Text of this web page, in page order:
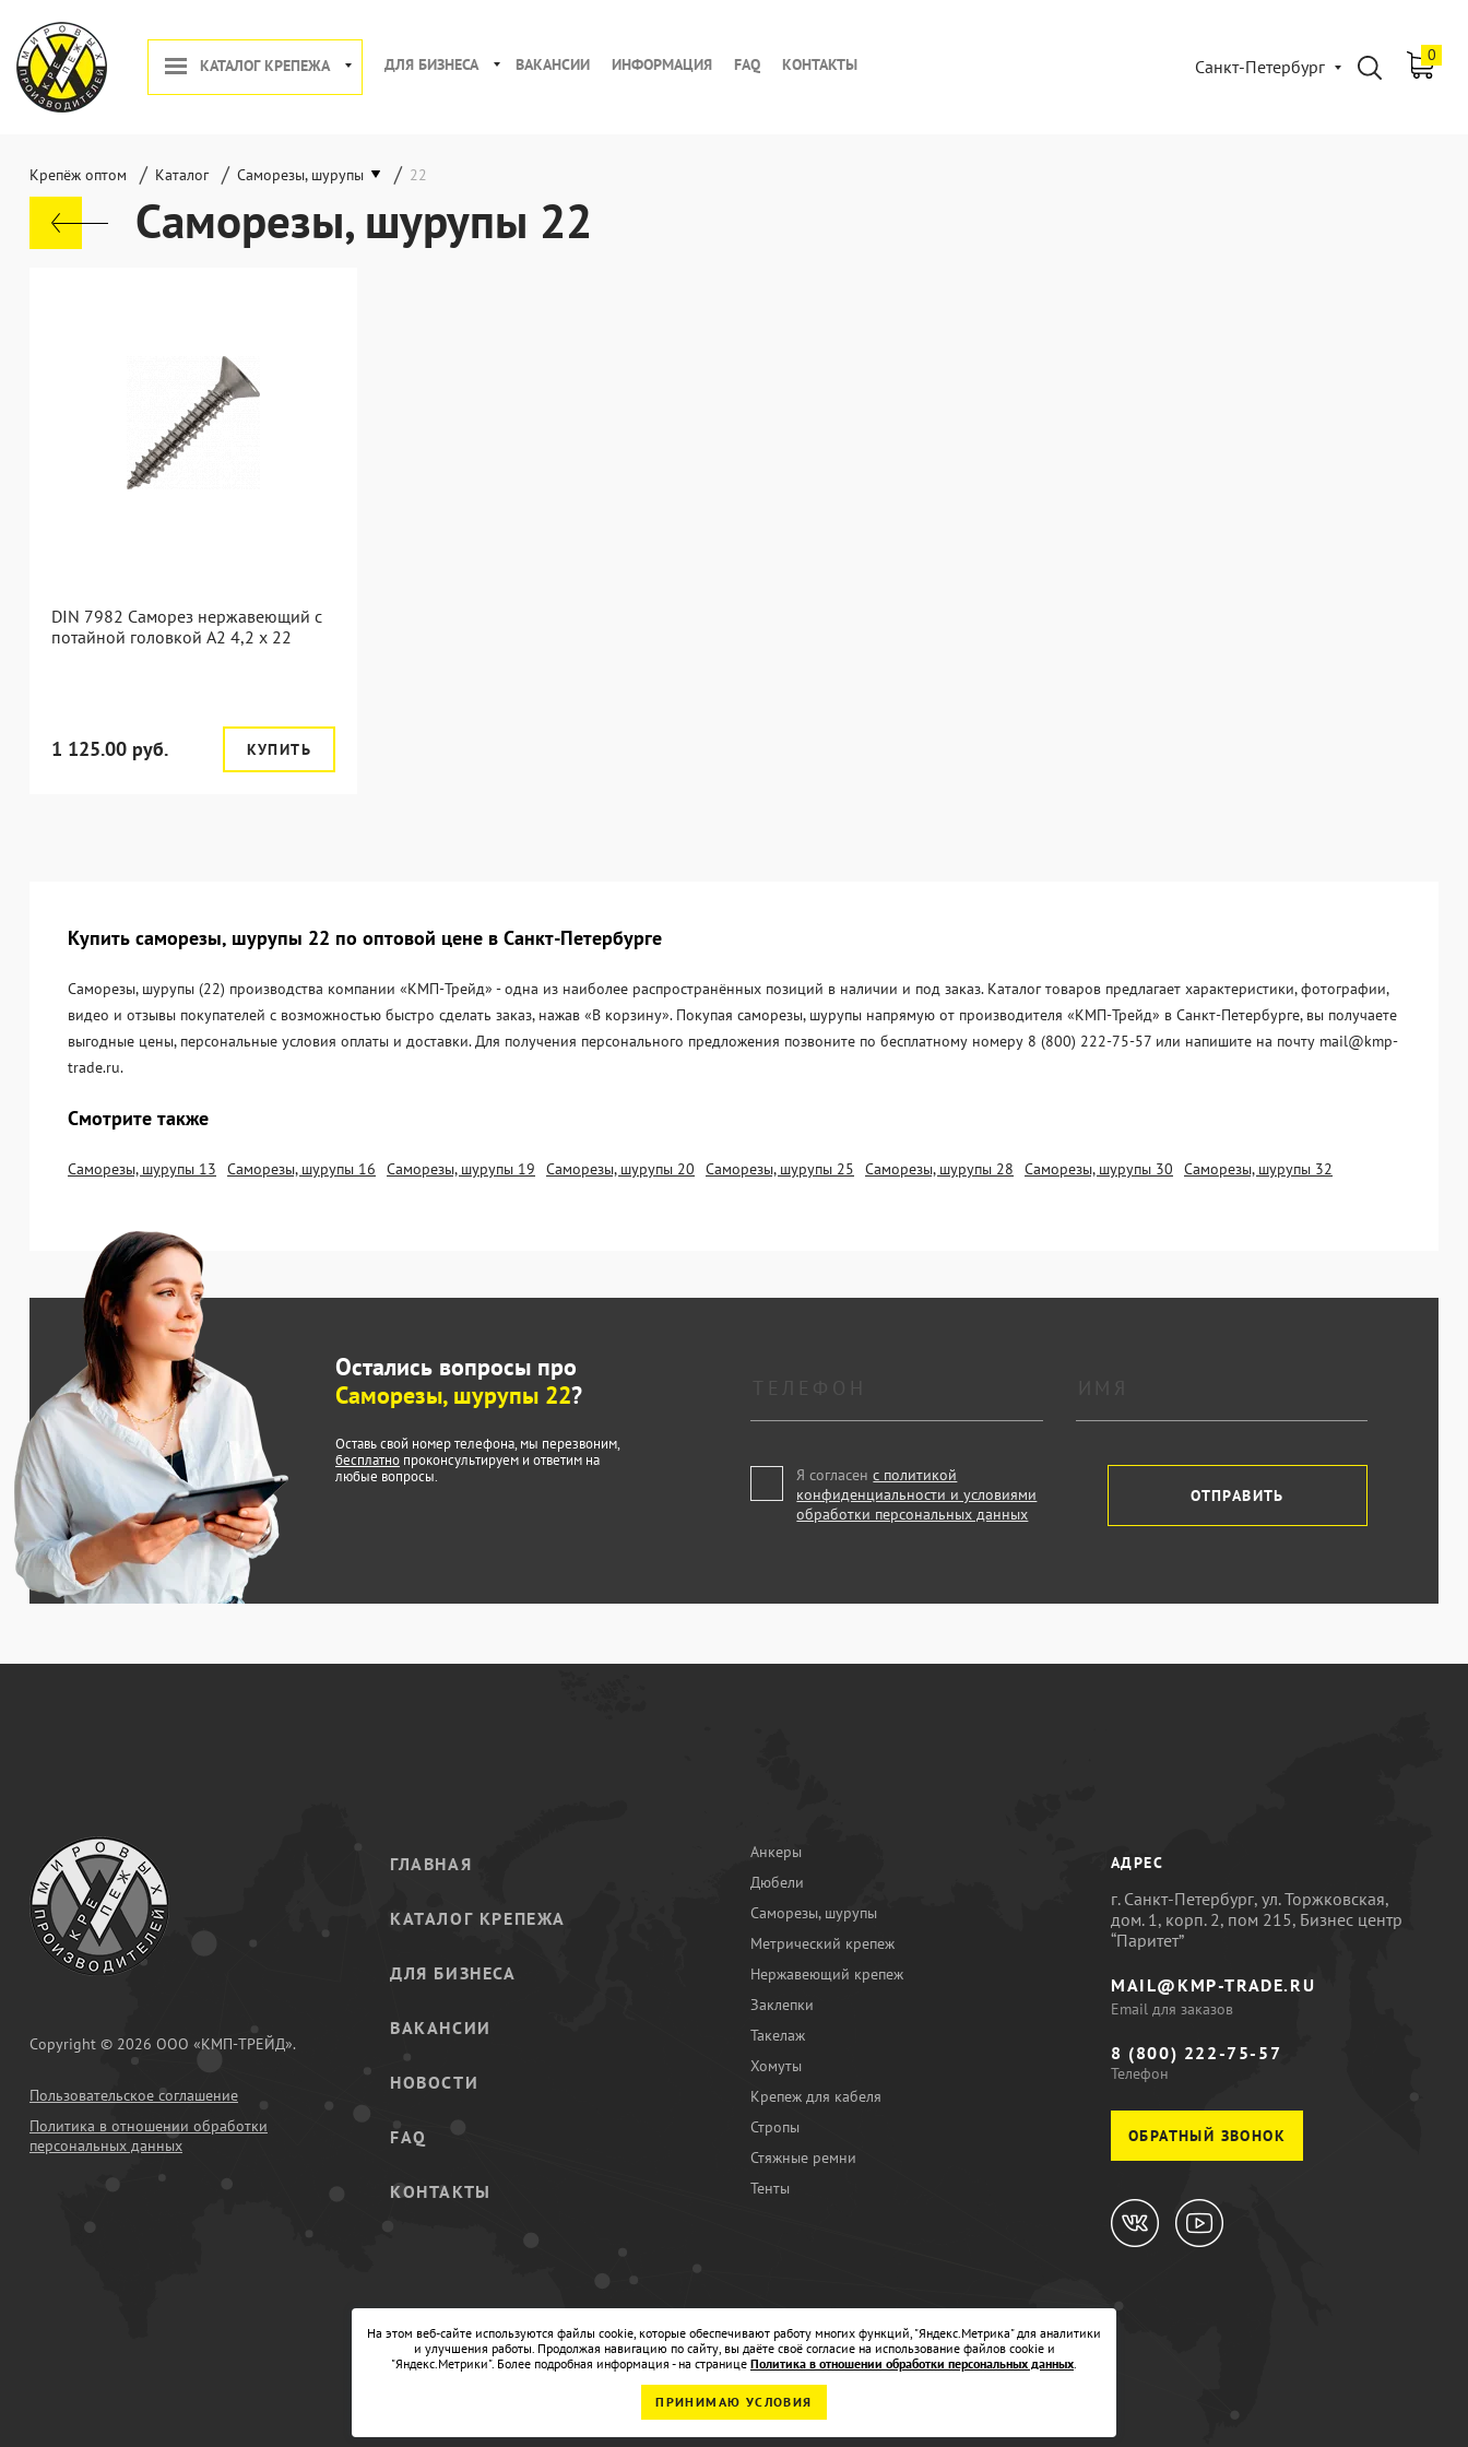
КАТАЛОГ КРЕПЕЖА ДЛЯ БИЗНЕСА ВАКАНСИИ ИНФОРМАЦИЯ FAQ КОНТАКТЫ Санкт-Петербург
0
Крепёж оптом / Каталог / Саморезы, шурупы / 22
Саморезы, шурупы 22
DIN 7982 Саморез нержавеющий с
потайной головкой А2 4,2 x 22
1 125.00 руб. КУПИТЬ
Купить саморезы, шурупы 22 по оптовой цене в Санкт-Петербурге
Саморезы, шурупы (22) производства компании «KМП-Трейд» - одна из наиболее распространённых позиций в наличии и под заказ. Каталог товаров предлагает характеристики, фотографии,
видео и отзывы покупателей с возможностью быстро сделать заказ, нажав «В корзину». Покупая саморезы, шурупы напрямую от производителя «KМП-Трейд» в Санкт-Петербурге, вы получаете
выгодные цены, персональные условия оплаты и доставки. Для получения персонального предложения позвоните по бесплатному номеру 8 (800) 222-75-57 или напишите на почту mail@kmp-
trade.ru.
Смотрите также
Саморезы, шурупы 13 Саморезы, шурупы 16 Саморезы, шурупы 19 Саморезы, шурупы 20 Саморезы, шурупы 25 Саморезы, шурупы 28 Саморезы, шурупы 30 Саморезы, шурупы 32
Остались вопросы про
Саморезы, шурупы 22?
Оставь свой номер телефона, мы перезвоним,
бесплатно проконсультируем и ответим на
любые вопросы.
Я согласенс политикой
конфиденциальности и условиями
обработки персональных данных
ОТПРАВИТЬ
Copyright © 2026 ООО «КМП-ТРЕЙД».
Пользовательское соглашение
Политика в отношении обработки
персональных данных
ГЛАВНАЯ
КАТАЛОГ КРЕПЕЖА
ДЛЯ БИЗНЕСА
ВАКАНСИИ
НОВОСТИ
FAQ
КОНТАКТЫ
Анкеры
Дюбели
Саморезы, шурупы
Метрический крепеж
Нержавеющий крепеж
Заклепки
Такелаж
Хомуты
Крепеж для кабеля
Стропы
Стяжные ремни
Тенты
АДРЕС
г. Санкт-Петербург, ул. Торжковская,
дом. 1, корп. 2, пом 215, Бизнес центр
“Паритет”
MAIL@KMP-TRADE.RU
Email для заказов
8 (800) 222-75-57
Телефон
ОБРАТНЫЙ ЗВОНОК
На этом веб-сайте используются файлы cookie, которые обеспечивают работу многих функций, "Яндекс.Метрика" для аналитики
и улучшения работы. Продолжая навигацию по сайту, вы даёте своё согласие на использование файлов cookie и
"Яндекс.Метрики". Более подробная информация - на странице Политика в отношении обработки персональных данных.
ПРИНИМАЮ УСЛОВИЯ